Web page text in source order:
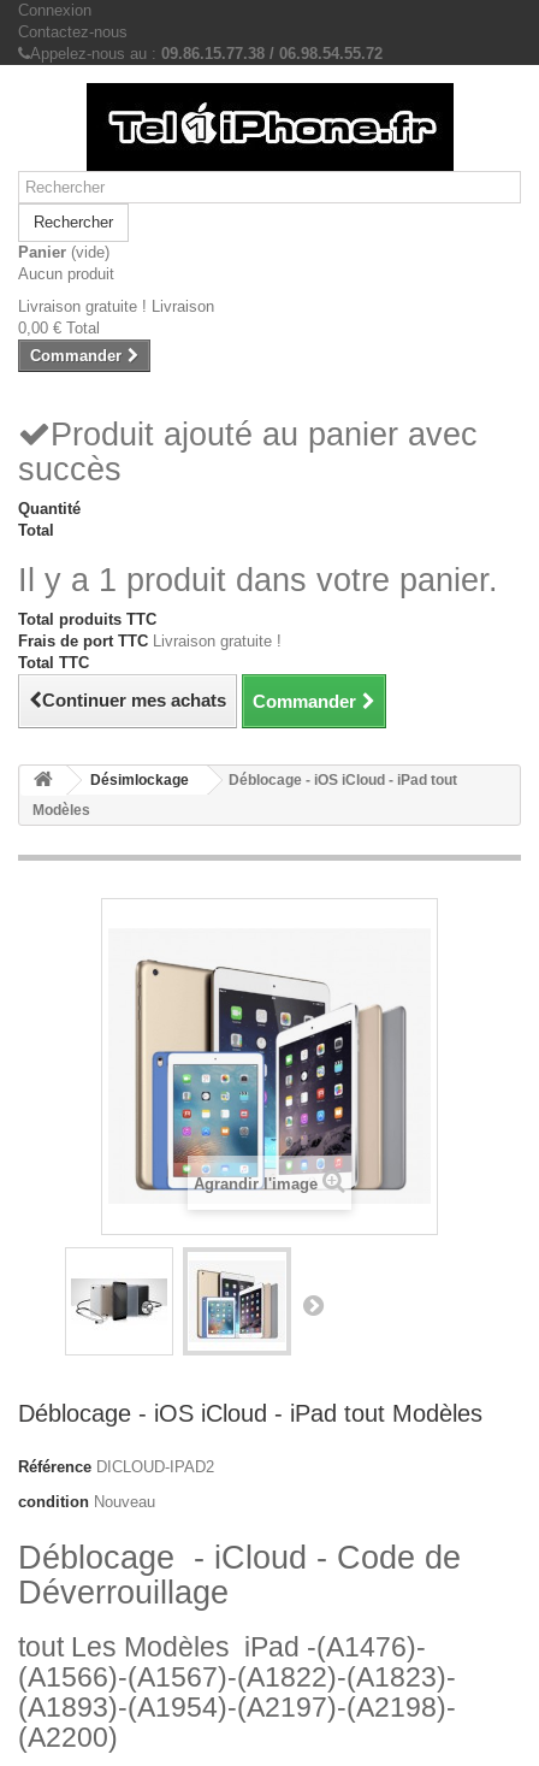
Connexion
Contactez-nous
Appelez-nous au : 09.86.15.77.38 / 06.98.54.55.72
Rechercher
Panier (vide)
Aucun produit
Livraison gratuite ! Livraison
0,00 € Total
Commander
Produit ajouté au panier avec
succès
Quantité
Total
Il y a 1 produit dans votre panier.
Total produits TTC
Frais de port TTC Livraison gratuite !
Total TTC
Continuer mes achats Commander
Désimlockage
Déblocage - iOS iCloud - iPad tout
Modèles
Agrandir l'image
Déblocage - iOS iCloud - iPad tout Modèles
Référence DICLOUD-IPAD2
condition Nouveau
Déblocage - iCloud - Code de
Déverrouillage
tout Les Modèles iPad -(A1476)-
(A1566)-(A1567)-(A1822)-(A1823)-
(A1893)-(A1954)-(A2197)-(A2198)-
(A2200)